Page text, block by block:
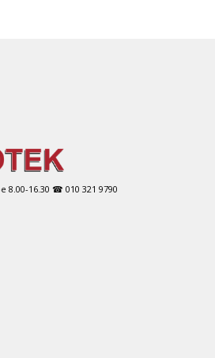
8.00-16.30 ☎ 010 321 9790